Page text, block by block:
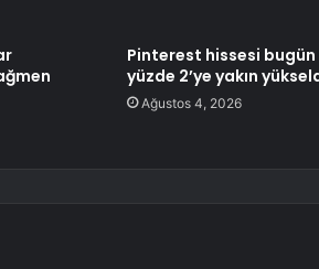
Pinterest hissesi bugün
yüzde 2’ye yakın
Ağustos 4, 2026